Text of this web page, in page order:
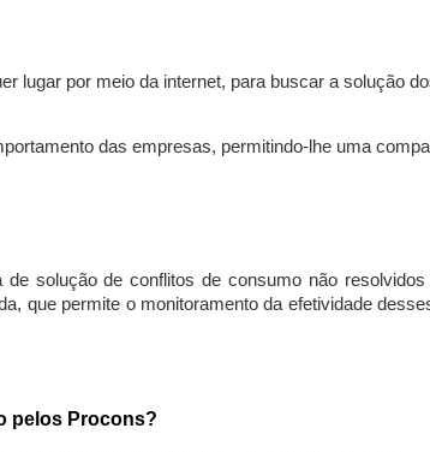
lugar por meio da internet, para buscar a solução
das empresas, permitindo-lhe uma
solução de conflitos de consumo não
que permite o monitoramento da efetividade
pelos Procons?